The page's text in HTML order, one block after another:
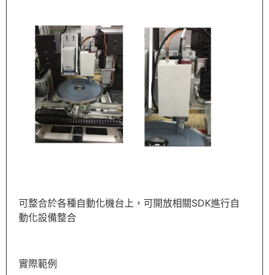
可整合於各種自動化機台上，可開放相關SDK進行自
動化設備整合
實際範例